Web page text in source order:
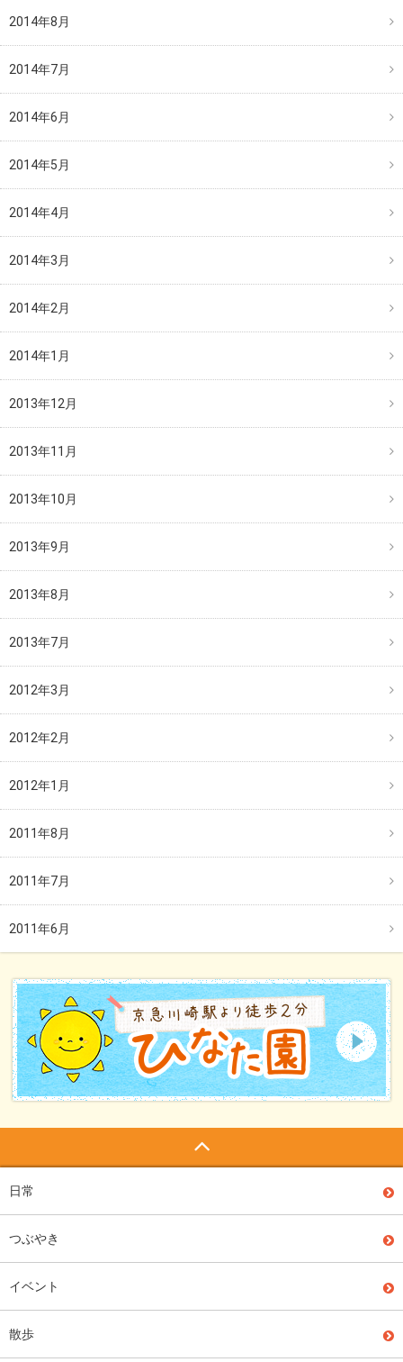
2014年8月
2014年7月
2014年6月
2014年5月
2014年4月
2014年3月
2014年2月
2014年1月
2013年12月
2013年11月
2013年10月
2013年9月
2013年8月
2013年7月
2012年3月
2012年2月
2012年1月
2011年8月
2011年7月
2011年6月
日常
つぶやき
イベント
散歩